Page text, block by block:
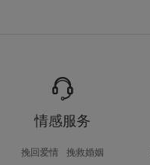
情感服务
挽回爱情 挽救婚姻